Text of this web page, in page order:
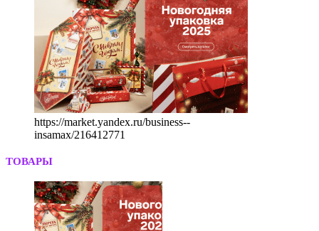
https://market.yandex.ru/business--
insamax/216412771
ТОВАРЫ